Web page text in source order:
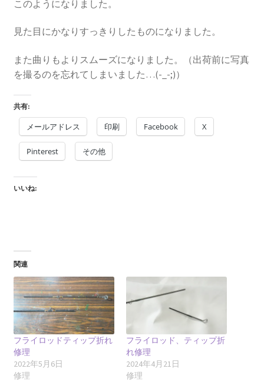
このようになりました。
見た目にかなりすっきりしたものになりました。
また曲りもよりスムーズになりました。（出荷前に写真
を撮るのを忘れてしまいました…(-_-;)）
共有:
メールアドレス 印刷 Facebook X
Pinterest その他
いいね:
関連
フライロッドティップ折れ
修理
2022年5月6日
修理
フライロッド、ティップ折
れ修理
2024年4月21日
修理